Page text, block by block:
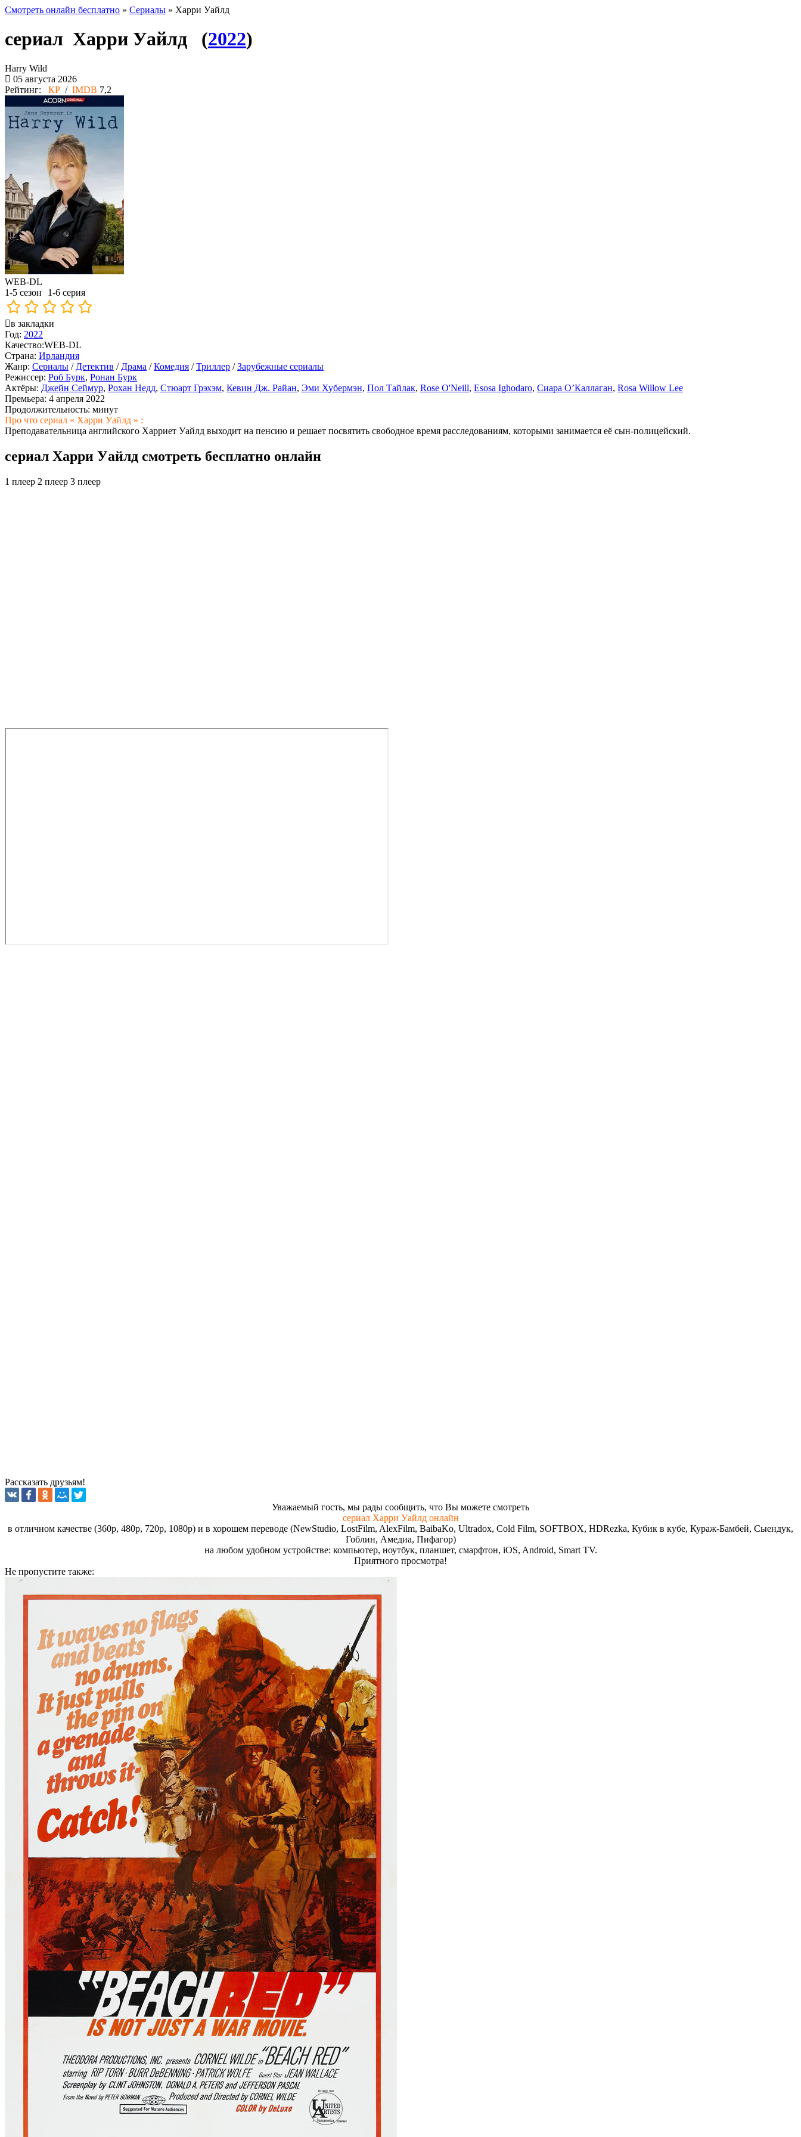
Смотреть онлайн бесплатно » Сериалы » Харри Уайлд
сериал Харри Уайлд (2022)
Harry Wild
05 августа 2026
Рейтинг: КР / IMDB 7,2
WEB-DL
1-5 сезон
1-6 серия
в закладки
Год: 2022
Качество:WEB-DL
Страна: Ирландия
Жанр: Сериалы / Детектив / Драма /Комедия /Триллер /Зарубежные сериалы
Режиссер: Роб Бурк, Ронан Бурк
Актёры: Джейн Сеймур, Рохан Недд, Стюарт Грэхэм, Кевин Дж. Райан, Эми Хубермэн, Пол Тайлак, Rose O'Neill, Esosa Ighodaro, Сиара О’Каллаган, Rosa Willow Lee
Премьера: 4 апреля 2022
Продолжительность: минут
Про что сериал « Харри Уайлд » :
Преподавательница английского Харриет Уайлд выходит на пенсию и решает посвятить свободное время расследованиям, которыми занимается её сын-полицейский.
сериал Харри Уайлд смотреть бесплатно онлайн
1 плеер 2 плеер 3 плеер
Рассказать друзьям!
Увaжaeмый гocть, мы paды cooбщить, чтo Вы мoжeтe cмoтpeть
сериал Харри Уайлд онлайн
в отличном качестве (360p, 480p, 720p, 1080p) и в хорошем переводе (NewStudio, LostFilm, AlexFilm, BaibaKo, Ultradox, Cold Film, SOFTBOX, HDRezka, Кубик в кубе, Кураж-Бамбей, Сыендук,
Гоблин, Амедиа, Пифагор)
на любом удобном устройстве: компьютер, ноутбук, планшет, смарфтон, iOS, Android, Smart TV.
Пpиятнoгo пpocмoтpa!
Не пропустите также: